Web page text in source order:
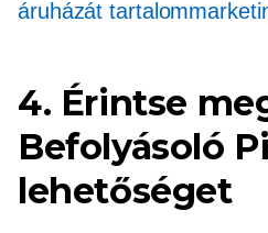
áruházát
4. Érintse
Befolyásoló
lehetőséget